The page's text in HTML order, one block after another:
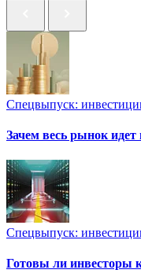
Спецвыпуск:
Зачем весь рынок
Спецвыпуск:
Готовы ли инвесторы